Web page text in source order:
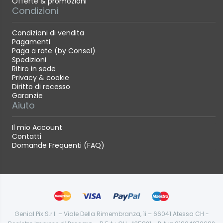
Condizioni
Condizioni di vendita
Pagamenti
Paga a rate (by Consel)
Spedizioni
Ritiro in sede
Privacy & cookie
Diritto di recesso
Garanzie
Aiuto
Il mio Account
Contatti
Domande Frequenti (FAQ)
Genial Pix S.r.l. – Viale Della Rimembranza, 1i – 66041 Atessa CH -